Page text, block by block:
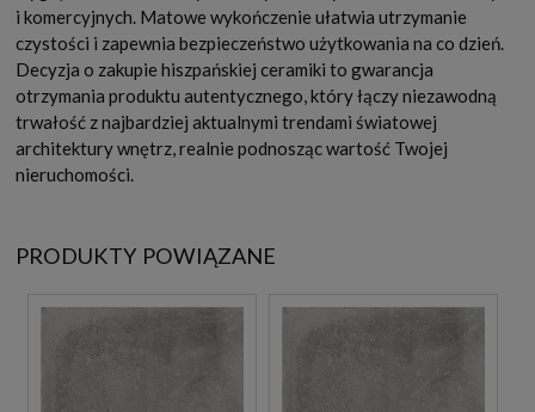
i komercyjnych. Matowe wykończenie ułatwia utrzymanie
czystości i zapewnia bezpieczeństwo użytkowania na co dzień.
Decyzja o zakupie hiszpańskiej ceramiki to gwarancja
otrzymania produktu autentycznego, który łączy niezawodną
trwałość z najbardziej aktualnymi trendami światowej
architektury wnętrz, realnie podnosząc wartość Twojej
nieruchomości.
PRODUKTY POWIĄZANE